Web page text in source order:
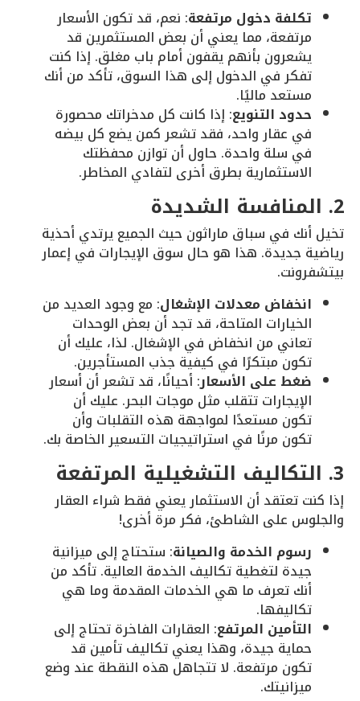
تكلفة دخول مرتفعة: نعم، قد تكون الأسعار
مرتفعة، مما يعني أن بعض المستثمرين قد
يشعرون بأنهم يقفون أمام باب مغلق. إذا كنت
تفكر في الدخول إلى هذا السوق، تأكد من أنك
مستعد ماليًا.
حدود التنويع: إذا كانت كل مدخراتك محصورة
في عقار واحد، فقد تشعر كمن يضع كل بيضه
في سلة واحدة. حاول أن توازن محفظتك
الاستثمارية بطرق أخرى لتفادي المخاطر.
2. المنافسة الشديدة
تخيل أنك في سباق ماراثون حيث الجميع يرتدي أحذية
رياضية جديدة. هذا هو حال سوق الإيجارات في إعمار
بيتشفرونت.
انخفاض معدلات الإشغال: مع وجود العديد من
الخيارات المتاحة، قد تجد أن بعض الوحدات
تعاني من انخفاض في الإشغال. لذا، عليك أن
تكون مبتكرًا في كيفية جذب المستأجرين.
ضغط على الأسعار: أحيانًا، قد تشعر أن أسعار
الإيجارات تتقلب مثل موجات البحر. عليك أن
تكون مستعدًا لمواجهة هذه التقلبات وأن
تكون مرنًا في استراتيجيات التسعير الخاصة بك.
3. التكاليف التشغيلية المرتفعة
إذا كنت تعتقد أن الاستثمار يعني فقط شراء العقار
والجلوس على الشاطئ، فكر مرة أخرى!
رسوم الخدمة والصيانة: ستحتاج إلى ميزانية
جيدة لتغطية تكاليف الخدمة العالية. تأكد من
أنك تعرف ما هي الخدمات المقدمة وما هي
تكاليفها.
التأمين المرتفع: العقارات الفاخرة تحتاج إلى
حماية جيدة، وهذا يعني تكاليف تأمين قد
تكون مرتفعة. لا تتجاهل هذه النقطة عند وضع
ميزانيتك.